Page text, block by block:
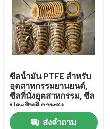
ซีลน้ำมัน PTFE สำหรับ
อุตสาหกรรมยานยนต์,
ซีลที่นั่งอุตสาหกรรม, ซีล
ประสิทธิภาพสูง
ส่งคำถาม